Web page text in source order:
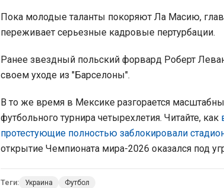
Пока молодые таланты покоряют Ла Масию,
переживает серьезные кадровые пертурбации.
Ранее звездный польский форвард Роберт
своем уходе из "Барселоны".
В то же время в Мексике разгорается
футбольного турнира четырехлетия. Читайте, как
протестующие полностью заблокировали
открытие Чемпионата мира-2026 оказался под
Теги: Украина Футбол